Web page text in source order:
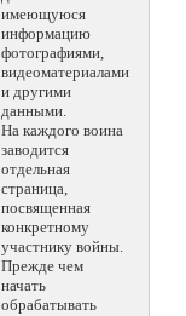
имеющуюся
информацию
фотографиями,
видеоматериалами
и другими
данными.
На каждого воина
заводится
отдельная
страница,
посвященная
конкретному
участнику войны.
Прежде чем
начать
обрабатывать